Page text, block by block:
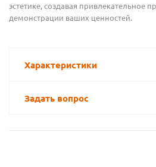
эстетике, создавая привлекательное
демонстрации ваших ценностей.
Характеристики
Задать вопрос